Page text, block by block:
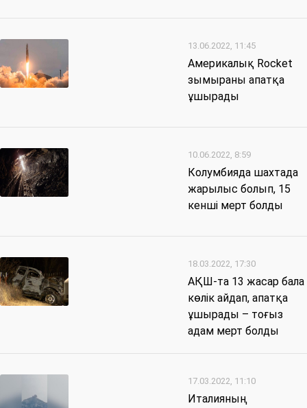
13.06.2022, 11:45
Америкалық Rocket
зымыраны апатқа
ұшырады
10.06.2022, 8:59
Колумбияда шахтада
жарылыс болып, 15
кенші мерт болды
18.03.2022, 17:30
АҚШ-та 13 жасар бала
көлік айдап, апатқа
ұшырады – тоғыз
адам мерт болды
17.03.2022, 11:10
Италияның